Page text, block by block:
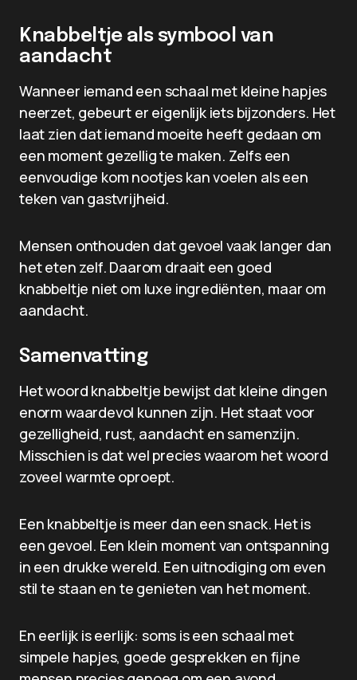
Knabbeltje als symbool van
aandacht
Wanneer iemand een schaal met kleine hapjes
neerzet, gebeurt er eigenlijk iets bijzonders. Het
laat zien dat iemand moeite heeft gedaan om
een moment gezellig te maken. Zelfs een
eenvoudige kom nootjes kan voelen als een
teken van gastvrijheid.
Mensen onthouden dat gevoel vaak langer dan
het eten zelf. Daarom draait een goed
knabbeltje niet om luxe ingrediënten, maar om
aandacht.
Samenvatting
Het woord knabbeltje bewijst dat kleine dingen
enorm waardevol kunnen zijn. Het staat voor
gezelligheid, rust, aandacht en samenzijn.
Misschien is dat wel precies waarom het woord
zoveel warmte oproept.
Een knabbeltje is meer dan een snack. Het is
een gevoel. Een klein moment van ontspanning
in een drukke wereld. Een uitnodiging om even
stil te staan en te genieten van het moment.
En eerlijk is eerlijk: soms is een schaal met
simpele hapjes, goede gesprekken en fijne